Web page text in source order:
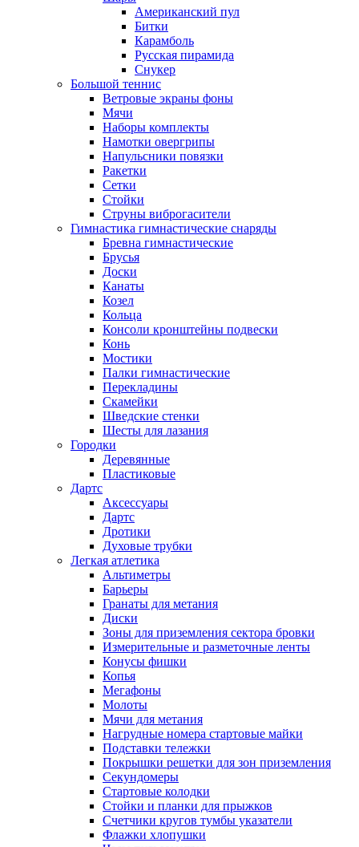
Американский пул
Битки
Карамболь
Русская пирамида
Снукер
Большой теннис
Ветровые экраны фоны
Мячи
Наборы комплекты
Намотки овергрипы
Напульсники повязки
Ракетки
Сетки
Стойки
Струны виброгасители
Гимнастика гимнастические снаряды
Бревна гимнастические
Брусья
Доски
Канаты
Козел
Кольца
Консоли кронштейны подвески
Конь
Мостики
Палки гимнастические
Перекладины
Скамейки
Шведские стенки
Шесты для лазания
Городки
Деревянные
Пластиковые
Дартс
Аксессуары
Дартс
Дротики
Духовые трубки
Легкая атлетика
Альтиметры
Барьеры
Гранаты для метания
Диски
Зоны для приземления сектора бровки
Измерительные и разметочные ленты
Конусы фишки
Копья
Мегафоны
Молоты
Мячи для метания
Нагрудные номера стартовые майки
Подставки тележки
Покрышки решетки для зон приземления
Секундомеры
Стартовые колодки
Стойки и планки для прыжков
Счетчики кругов тумбы указатели
Флажки хлопушки